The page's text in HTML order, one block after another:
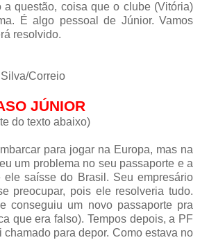
a questão, coisa que o clube (Vitória)
É algo pessoal de Júnior. Vamos
resolvido.
Correio
JÚNIOR
do texto abaixo)
para jogar na Europa, mas na
um problema no seu passaporte e a
ele saísse do Brasil. Seu empresário
preocupar, pois ele resolveria tudo.
conseguiu um novo passaporte pra
que era falso). Tempos depois, a PF
para depor. Como estava no